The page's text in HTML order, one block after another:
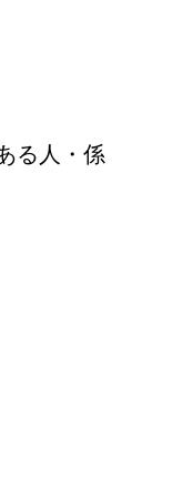
る人・係